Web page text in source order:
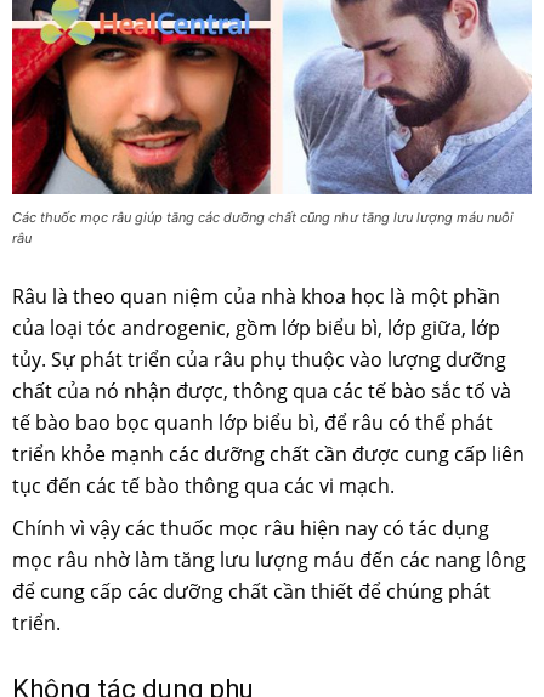
Các thuốc mọc râu giúp tăng các dưỡng chất cũng như tăng lưu lượng máu nuôi
râu
Râu là theo quan niệm của nhà khoa học là một phần
của loại tóc androgenic, gồm lớp biểu bì, lớp giữa, lớp
tủy. Sự phát triển của râu phụ thuộc vào lượng dưỡng
chất của nó nhận được, thông qua các tế bào sắc tố và
tế bào bao bọc quanh lớp biểu bì, để râu có thể phát
triển khỏe mạnh các dưỡng chất cần được cung cấp liên
tục đến các tế bào thông qua các vi mạch.
Chính vì vậy các thuốc mọc râu hiện nay có tác dụng
mọc râu nhờ làm tăng lưu lượng máu đến các nang lông
để cung cấp các dưỡng chất cần thiết để chúng phát
triển.
Không tác dụng phụ